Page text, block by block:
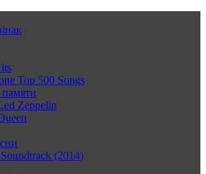
Top 500 Songs
Zeppelin
(2014)